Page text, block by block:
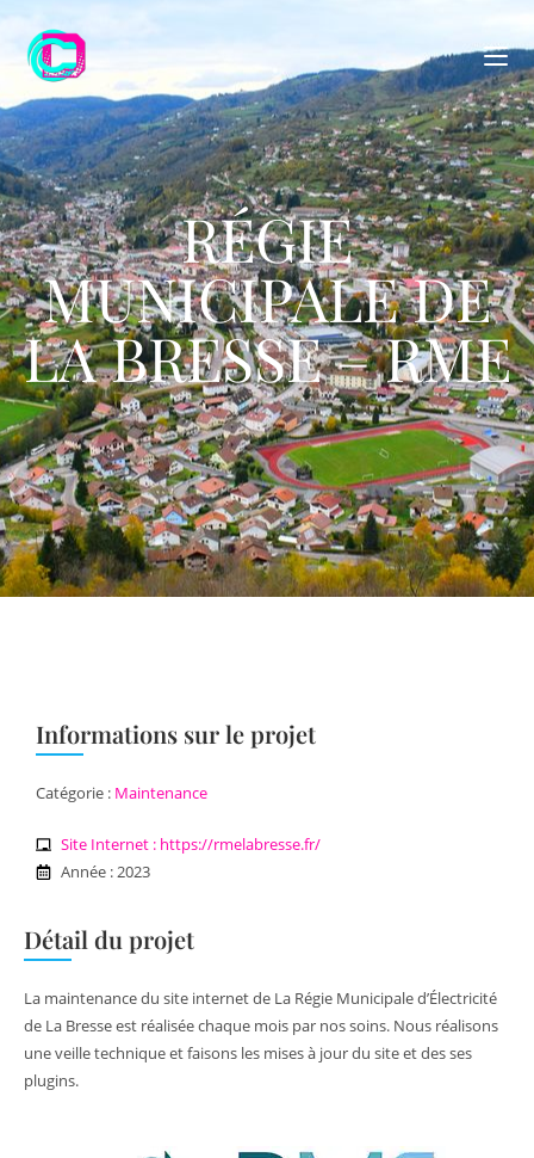
RÉGIE
MUNICIPALE DE
LA BRESSE – RME
Informations sur le projet
Catégorie : Maintenance
Site Internet : https://rmelabresse.fr/
Année : 2023
Détail du projet
La maintenance du site internet de La Régie Municipale d’Électricité
de La Bresse est réalisée chaque mois par nos soins. Nous réalisons
une veille technique et faisons les mises à jour du site et des ses
plugins.